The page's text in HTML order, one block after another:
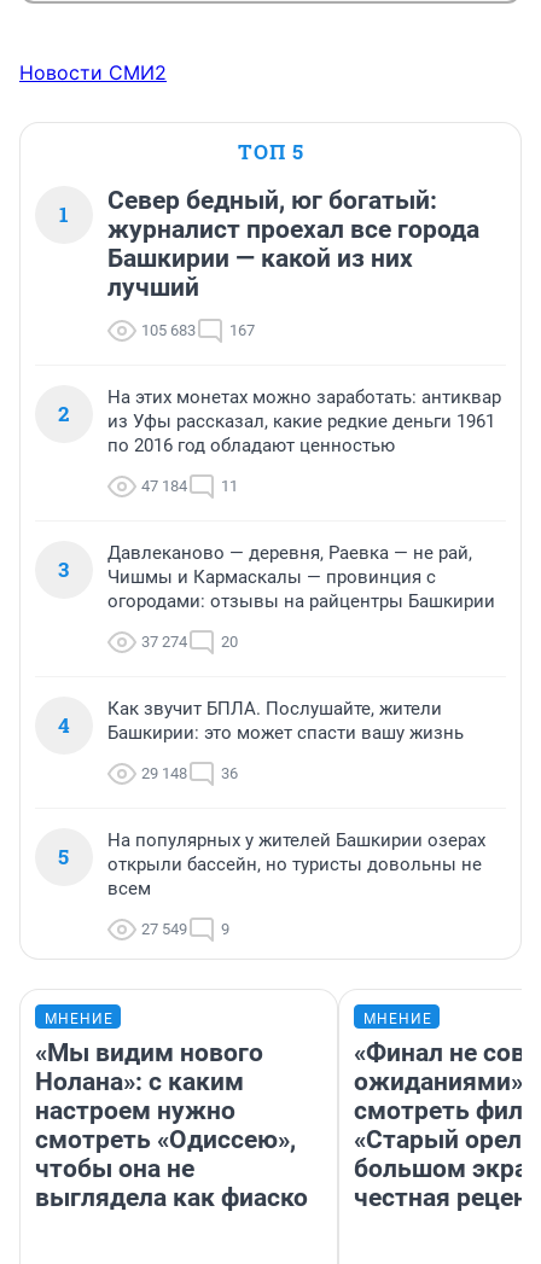
Новости СМИ2
ТОП 5
1
Север бедный, юг богатый:
журналист проехал все города
Башкирии — какой из них
лучший
105 683 167
2
На этих монетах можно заработать: антиквар
из Уфы рассказал, какие редкие деньги 1961
по 2016 год обладают ценностью
47 184 11
3
Давлеканово — деревня, Раевка — не рай,
Чишмы и Кармаскалы — провинция с
огородами: отзывы на райцентры Башкирии
37 274 20
4
Как звучит БПЛА. Послушайте, жители
Башкирии: это может спасти вашу жизнь
29 148 36
5
На популярных у жителей Башкирии озерах
открыли бассейн, но туристы довольны не
всем
27 549 9
МНЕНИЕ
«Мы видим нового
Нолана»: с каким
настроем нужно
смотреть «Одиссею»,
чтобы она не
выглядела как фиаско
МНЕНИЕ
«Финал не
ожиданиями»:
смотреть
«Старый орел»
большом
честная